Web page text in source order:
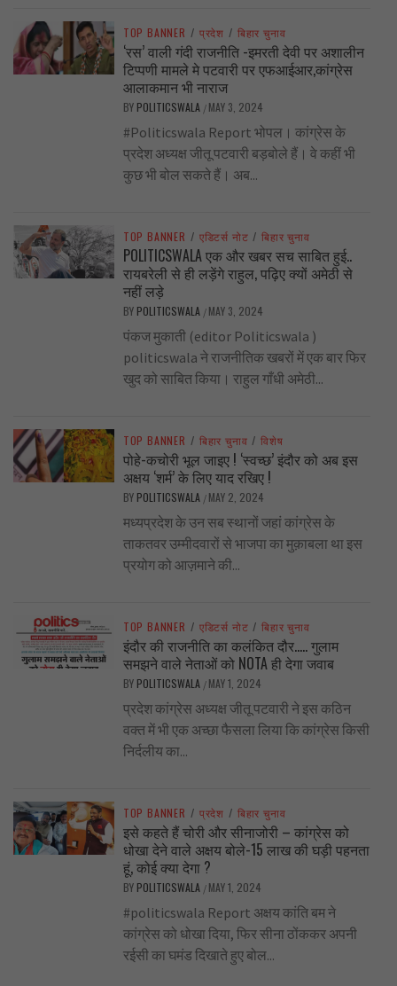
TOP BANNER / प्रदेश / बिहार चुनाव
‘रस’ वाली गंदी राजनीति -इमरती देवी पर अशालीन
टिप्पणी मामले मे पटवारी पर एफआईआर,कांग्रेस
आलाकमान भी नाराज
BY POLITICSWALA / MAY 3, 2024
#Politicswala Report भोपल। कांग्रेस के
प्रदेश अध्यक्ष जीतू पटवारी बड़बोले हैं। वे कहीं भी
कुछ भी बोल सकते हैं। अब...
TOP BANNER / एडिटर्स नोट / बिहार चुनाव
POLITICSWALA एक और खबर सच साबित हुई..
रायबरेली से ही लड़ेंगे राहुल, पढ़िए क्यों अमेठी से
नहीं लड़े
BY POLITICSWALA / MAY 3, 2024
पंकज मुकाती (editor Politicswala )
politicswala ने राजनीतिक खबरों में एक बार फिर
खुद को साबित किया। राहुल गाँधी अमेठी...
TOP BANNER / बिहार चुनाव / विशेष
पोहे-कचोरी भूल जाइए ! ‘स्वच्छ’ इंदौर को अब इस
अक्षय ‘शर्म’ के लिए याद रखिए !
BY POLITICSWALA / MAY 2, 2024
मध्यप्रदेश के उन सब स्थानों जहां कांग्रेस के
ताकतवर उम्मीदवारों से भाजपा का मुक़ाबला था इस
प्रयोग को आज़माने की...
TOP BANNER / एडिटर्स नोट / बिहार चुनाव
इंदौर की राजनीति का कलंकित दौर….. गुलाम
समझने वाले नेताओं को NOTA ही देगा जवाब
BY POLITICSWALA / MAY 1, 2024
प्रदेश कांग्रेस अध्यक्ष जीतू पटवारी ने इस कठिन
वक्त में भी एक अच्छा फैसला लिया कि कांग्रेस किसी
निर्दलीय का...
TOP BANNER / प्रदेश / बिहार चुनाव
इसे कहते हैं चोरी और सीनाजोरी – कांग्रेस को
धोखा देने वाले अक्षय बोले-15 लाख की घड़ी पहनता
हूं, कोई क्या देगा ?
BY POLITICSWALA / MAY 1, 2024
#politicswala Report अक्षय कांति बम ने
कांग्रेस को धोखा दिया, फिर सीना ठोंककर अपनी
रईसी का घमंड दिखाते हुए बोल...